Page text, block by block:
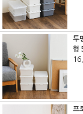
투
형
프